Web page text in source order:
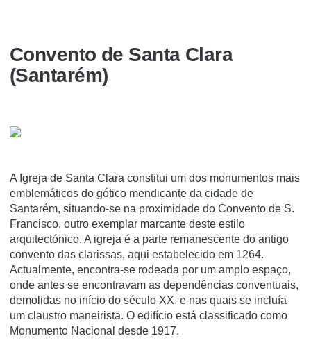
Convento de Santa Clara
(Santarém)
A Igreja de Santa Clara constitui um dos monumentos mais
emblemáticos do gótico mendicante da cidade de
Santarém, situando-se na proximidade do Convento de S.
Francisco, outro exemplar marcante deste estilo
arquitectónico. A igreja é a parte remanescente do antigo
convento das clarissas, aqui estabelecido em 1264.
Actualmente, encontra-se rodeada por um amplo espaço,
onde antes se encontravam as dependências conventuais,
demolidas no iní­cio do século XX, e nas quais se incluí­a
um claustro maneirista. O edifí­cio está classificado como
Monumento Nacional desde 1917.